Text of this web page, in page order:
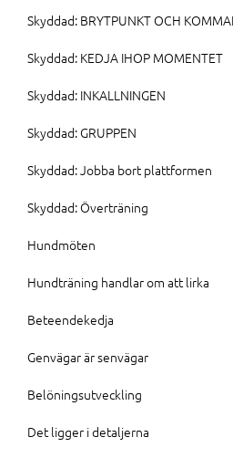
Skyddad: BRYTPUNKT OCH
Skyddad: KEDJA IHOP MOMENTET
Skyddad: INKALLNINGEN
Skyddad: GRUPPEN
Skyddad: Jobba bort plattformen
Skyddad: Överträning
Hundmöten
Hundträning handlar om att lirka
Beteendekedja
Genvägar är senvägar
Belöningsutveckling
Det ligger i detaljerna